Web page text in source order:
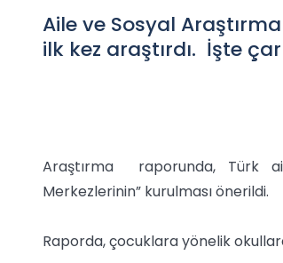
Aile ve Sosyal
ilk kez araştırdı. İşte
Araştırma raporunda, Türk
Merkezlerinin” kurulması önerildi.
Raporda, çocuklara yönelik